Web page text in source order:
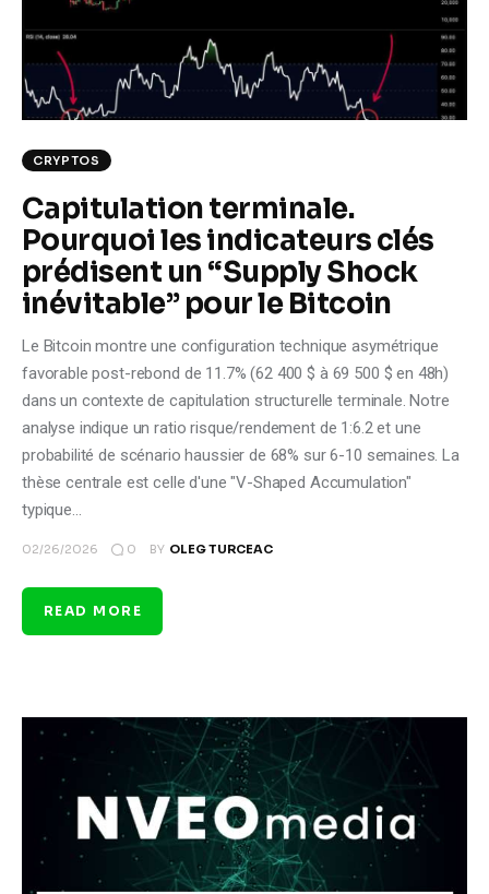
Climate
Markets
Tech
Shop
CRYPTOS
Capitulation terminale.
Pourquoi les indicateurs clés
prédisent un “Supply Shock
inévitable” pour le Bitcoin
Le Bitcoin montre une configuration technique asymétrique
favorable post-rebond de 11.7% (62 400 $ à 69 500 $ en 48h)
dans un contexte de capitulation structurelle terminale. Notre
analyse indique un ratio risque/rendement de 1:6.2 et une
probabilité de scénario haussier de 68% sur 6-10 semaines. La
thèse centrale est celle d'une "V-Shaped Accumulation"
typique…
02/26/2026 0 BY OLEG TURCEAC
READ MORE